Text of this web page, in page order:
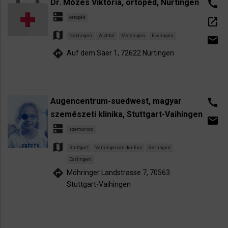
Dr. Mózes Viktória, ortopéd, Nürtingen
dns ortopéd
map Nürtingen Aichtal Metzingen Esslingen
directions Auf dem Säer 1, 72622 Nürtingen
call
open_in_new
email
Augencentrum-suedwest, magyar
szemészeti klinika, Stuttgart-Vaihingen
dns szemorvos
map Stuttgart Vaihingen an der Enz Gerlingen
Esslingen
directions Möhringer Landstrasse 7, 70563
Stuttgart-Vaihingen
call
email